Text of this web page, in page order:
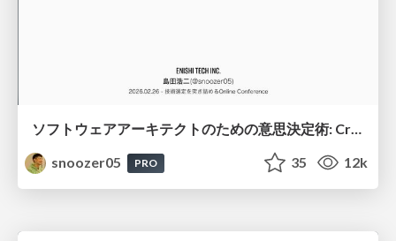
ソフトウェアアーキテクトのための意思決定術: Create Decision Readiness—The Real Skill Behind Architectural Decision
snoozer05
PRO 35 12k